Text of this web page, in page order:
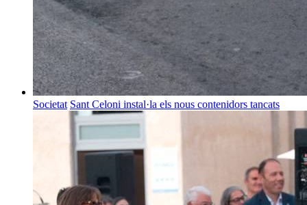
Societat Sant Celoni instal·la els nous contenidors tancats